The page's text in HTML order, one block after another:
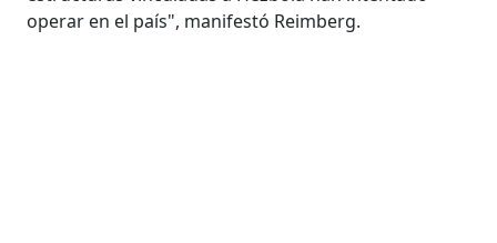
operar en el país", manifestó Reimberg.